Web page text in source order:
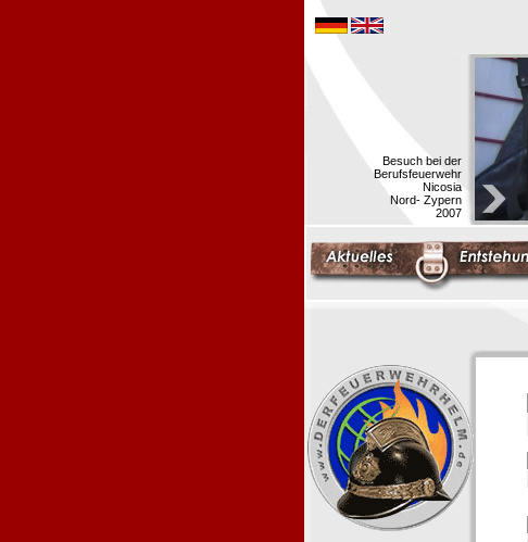
Besuch bei der
Berufsfeuerwehr
Nicosia
Nord- Zypern
2007